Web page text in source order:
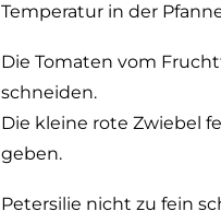
Temperatur in der
Die Tomaten vom
schneiden.
Die kleine rote Zwiebel
geben.
Petersilie nicht zu fein